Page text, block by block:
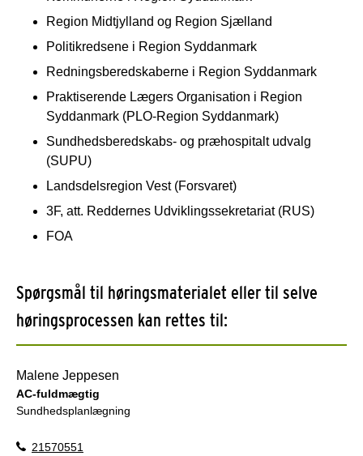
Region Midtjylland og Region Sjælland
Politikredsene i Region Syddanmark
Redningsberedskaberne i Region Syddanmark
Praktiserende Lægers Organisation i Region
Syddanmark (PLO-Region Syddanmark)
Sundhedsberedskabs- og præhospitalt udvalg
(SUPU)
Landsdelsregion Vest (Forsvaret)
3F, att. Reddernes Udviklingssekretariat (RUS)
FOA
Spørgsmål til høringsmaterialet eller til selve
høringsprocessen kan rettes til:
Malene Jeppesen
AC-fuldmægtig
Sundhedsplanlægning
21570551